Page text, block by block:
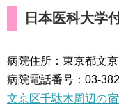
日本医科大学
病院住所：東京都文
病院電話番号：03-
文京区千駄木周辺の